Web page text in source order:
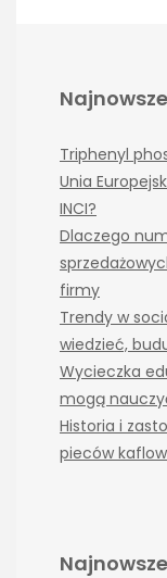
Triphenyl
Unia
INCI?
Dlaczego
firmy
Trendy w
wiedzieć,
Wycieczka
mogą
Historia i
pieców